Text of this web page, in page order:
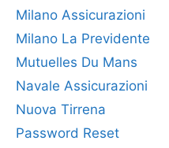
Milano Assicurazioni
Milano La Previdente
Mutuelles Du Mans
Navale Assicurazioni
Nuova Tirrena
Password Reset